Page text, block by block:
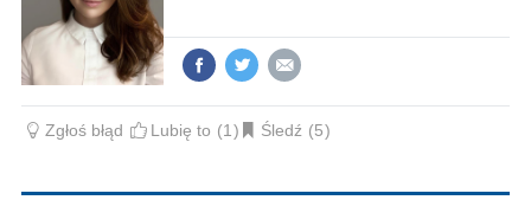
Zgłoś błąd Lubię to 1 Śledź 5